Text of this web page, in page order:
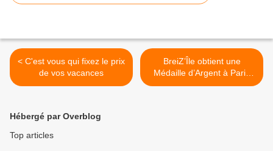
< C'est vous qui fixez le prix
de vos vacances
BreiZ’Île obtient une
Médaille d’Argent à Paris
pour son Rhum Arrangé
Hébergé par Overblog
Top articles